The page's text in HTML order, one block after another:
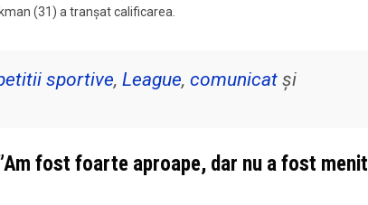
(31) a tranșat calificarea.
sportive, League, comunicatși
Am fost foarte aproape, dar nu a fost menit